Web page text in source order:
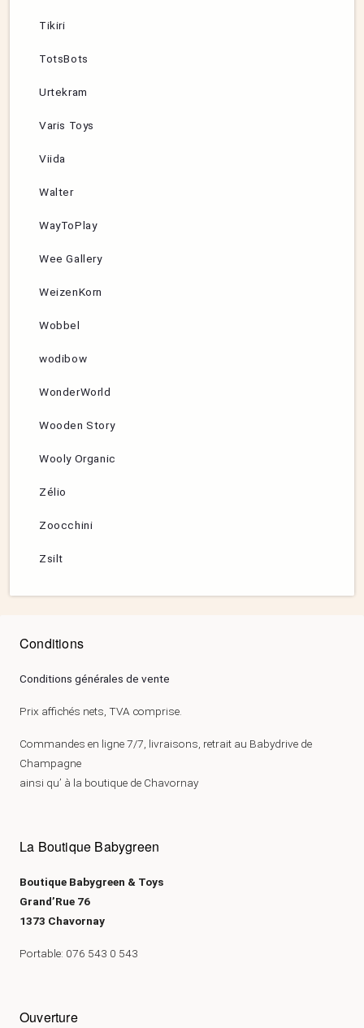
Tikiri
TotsBots
Urtekram
Varis Toys
Viida
Walter
WayToPlay
Wee Gallery
WeizenKorn
Wobbel
wodibow
WonderWorld
Wooden Story
Wooly Organic
Zélio
Zoocchini
Zsilt
Conditions
Conditions générales de vente
Prix affichés nets, TVA comprise.
Commandes en ligne 7/7, livraisons, retrait au Babydrive de
Champagne
ainsi qu’ à la boutique de Chavornay
La Boutique Babygreen
Boutique Babygreen & Toys
Grand’Rue 76
1373 Chavornay
Portable: 076 543 0 543
Ouverture